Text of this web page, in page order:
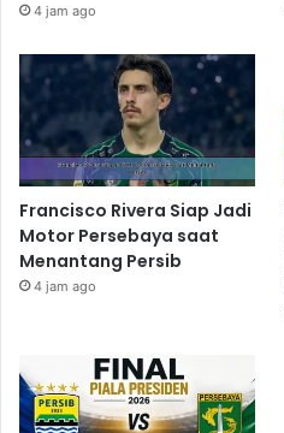
4 jam ago
Francisco Rivera Siap Jadi
Motor Persebaya saat
Menantang Persib
4 jam ago